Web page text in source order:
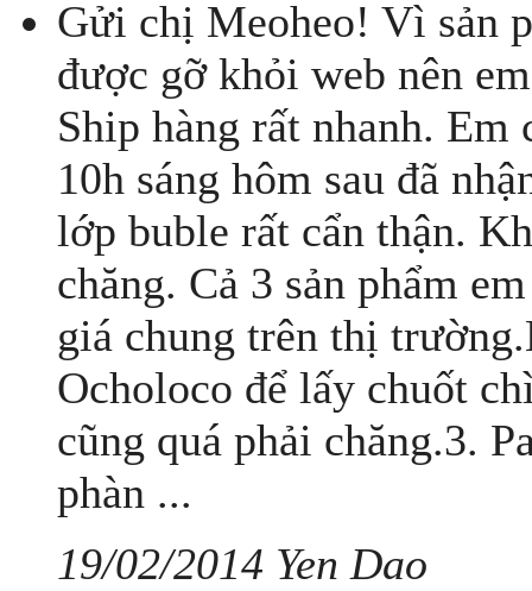
Gửi chị Meoheo! Vì sản
được gỡ khỏi web nên
Ship hàng rất nhanh.
10h sáng hôm sau đã
lớp buble rất cẩn thận.
chăng. Cả 3 sản phẩm
giá chung trên thị
Ocholoco để lấy chuốt
cũng quá phải chăng.3.
phàn ...
19/02/2014 Yen Dao